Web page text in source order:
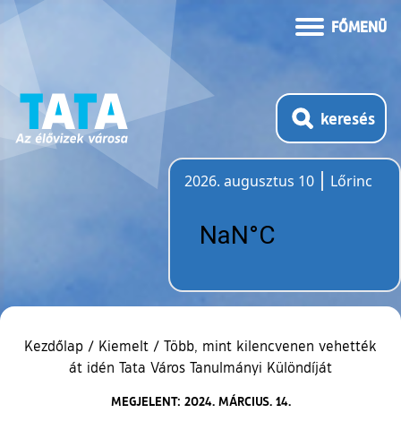
FŐMENÜ
keresés
2026. augusztus 10
Lőrinc
Kezdőlap / Kiemelt / Több, mint kilencvenen vehették
át idén Tata Város Tanulmányi Különdíját
MEGJELENT: 2024. MÁRCIUS. 14.